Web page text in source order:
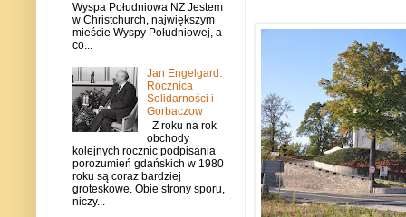
Wyspa Południowa NZ Jestem
w Christchurch, największym
mieście Wyspy Południowej, a
co...
Jan Engelgard:
Rocznica
Solidarności i
Gorbaczow
Z roku na rok
obchody
kolejnych rocznic podpisania
porozumień gdańskich w 1980
roku są coraz bardziej
groteskowe. Obie strony sporu,
niczy...